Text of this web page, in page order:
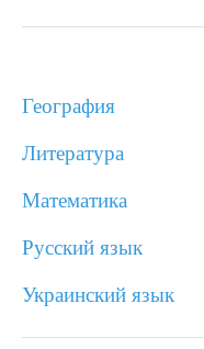
География
Литература
Математика
Русский язык
Украинский язык